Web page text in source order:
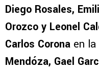
Diego Rosales,
Orozco y Leonel
Carlos Corona en la
Mendóza, Gael